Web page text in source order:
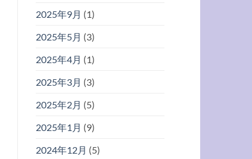
2025年9月 (1)
2025年5月 (3)
2025年4月 (1)
2025年3月 (3)
2025年2月 (5)
2025年1月 (9)
2024年12月 (5)